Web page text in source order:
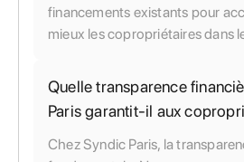
financements existants pour
mieux les copropriétaires dans
Quelle transparence
Paris garantit-il aux
Chez Syndic Paris, la